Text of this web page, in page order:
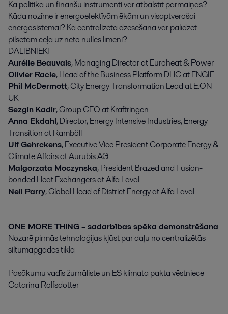
Kā politika un finanšu instrumenti var atbalstīt pārmaiņas?
Kāda nozīme ir energoefektīvām ēkām un visaptverošai
energosistēmai? Kā centralizētā dzesēšana var palīdzēt
pilsētām ceļā uz neto nulles līmeni?
DALĪBNIEKI
Aurélie Beauvais, Managing Director at Euroheat & Power
Olivier Racle, Head of the Business Platform DHC at ENGIE
Phil McDermott, City Energy Transformation Lead at E.ON
UK
Sezgin Kadir, Group CEO at Kraftringen
Anna Ekdahl, Director, Energy Intensive Industries, Energy
Transition at Ramböll
Ulf Gehrckens, Executive Vice President Corporate Energy &
Climate Affairs at Aurubis AG
Malgorzata Moczynska, President Brazed and Fusion-
bonded Heat Exchangers at Alfa Laval
Neil Parry, Global Head of District Energy at Alfa Laval
ONE MORE THING – sadarbības spēka demonstrēšana
Nozarē pirmās tehnoloģijas kļūst par daļu no centralizētās
siltumapgādes tīkla
Pasākumu vadīs žurnāliste un ES klimata pakta vēstniece
Catarina Rolfsdotter